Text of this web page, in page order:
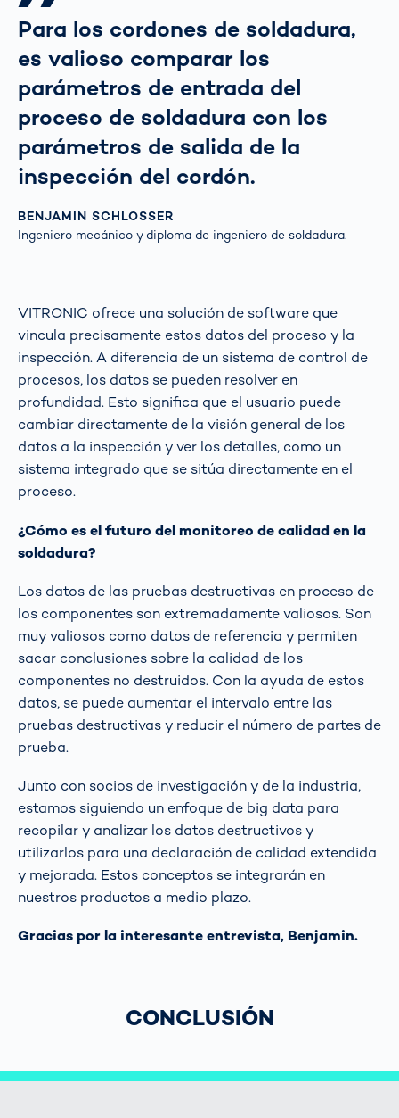
Para los cordones de soldadura,
es valioso comparar los
parámetros de entrada del
proceso de soldadura con los
parámetros de salida de la
inspección del cordón.
BENJAMIN SCHLOSSER
Ingeniero mecánico y diploma de ingeniero de soldadura.
VITRONIC ofrece una solución de software que
vincula precisamente estos datos del proceso y la
inspección. A diferencia de un sistema de control de
procesos, los datos se pueden resolver en
profundidad. Esto significa que el usuario puede
cambiar directamente de la visión general de los
datos a la inspección y ver los detalles, como un
sistema integrado que se sitúa directamente en el
proceso.
¿Cómo es el futuro del monitoreo de calidad en la
soldadura?
Los datos de las pruebas destructivas en proceso de
los componentes son extremadamente valiosos. Son
muy valiosos como datos de referencia y permiten
sacar conclusiones sobre la calidad de los
componentes no destruidos. Con la ayuda de estos
datos, se puede aumentar el intervalo entre las
pruebas destructivas y reducir el número de partes de
prueba.
Junto con socios de investigación y de la industria,
estamos siguiendo un enfoque de big data para
recopilar y analizar los datos destructivos y
utilizarlos para una declaración de calidad extendida
y mejorada. Estos conceptos se integrarán en
nuestros productos a medio plazo.
Gracias por la interesante entrevista, Benjamin.
CONCLUSIÓN